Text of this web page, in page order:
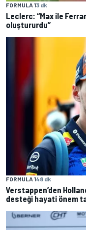
FORMULA 13 dk
Leclerc: “Max ile
oluştururdu”
FORMULA 148 dk
Verstappen’den
desteği hayati önem